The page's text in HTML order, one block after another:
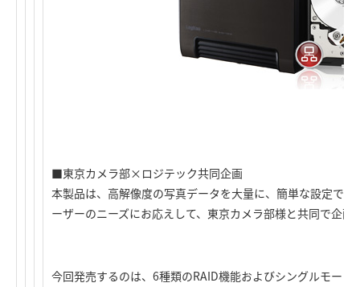
■東京カメラ部×ロジテック共同企画
本製品は、高解像度の写真データを大量に、簡単な設定で
ーザーのニーズにお応えして、東京カメラ部様と共同で企
今回発売するのは、6種類のRAID機能およびシングルモード